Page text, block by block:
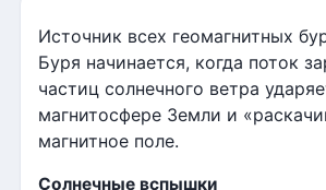
Источник всех геомагнитных
Буря начинается, когда поток
частиц солнечного ветра
магнитосфере Земли и
магнитное поле.
Солнечные вспышки